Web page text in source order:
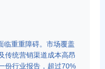
临重重障碍。市场覆盖
传统营销渠道成本高昂
份行业报告，超过70%